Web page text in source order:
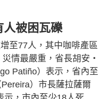
人被困瓦礫
至77人，其中咖啡產區
情最嚴重，省長胡安・
Patiño）表示，省內至
）市長薩拉薩爾